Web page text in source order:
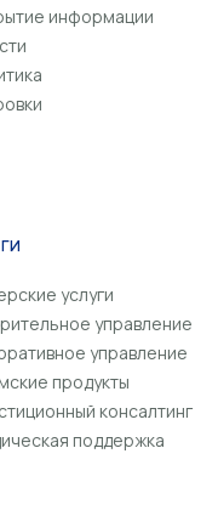
услуги
управление
управление
продукты
консалтинг
поддержка
информации